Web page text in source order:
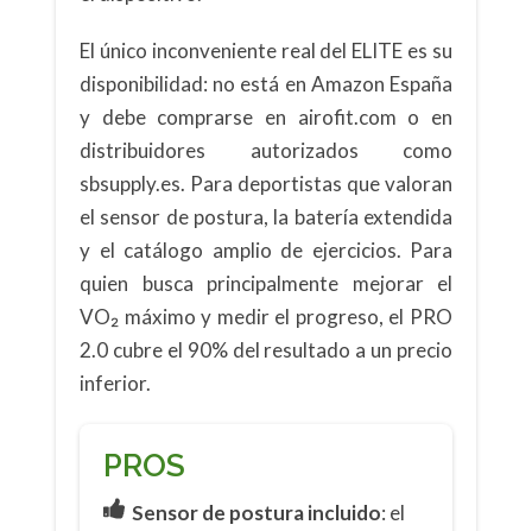
El único inconveniente real del ELITE es su
disponibilidad: no está en Amazon España
y debe comprarse en airofit.com o en
distribuidores autorizados como
sbsupply.es. Para deportistas que valoran
el sensor de postura, la batería extendida
y el catálogo amplio de ejercicios. Para
quien busca principalmente mejorar el
VO₂ máximo y medir el progreso, el PRO
2.0 cubre el 90% del resultado a un precio
inferior.
PROS
Sensor de postura incluido: el